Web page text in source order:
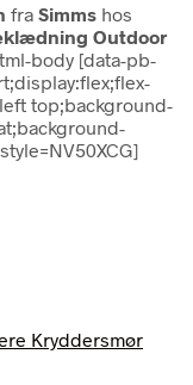
fra Simms hos
Outdoor
body [data-pb-
top;background-